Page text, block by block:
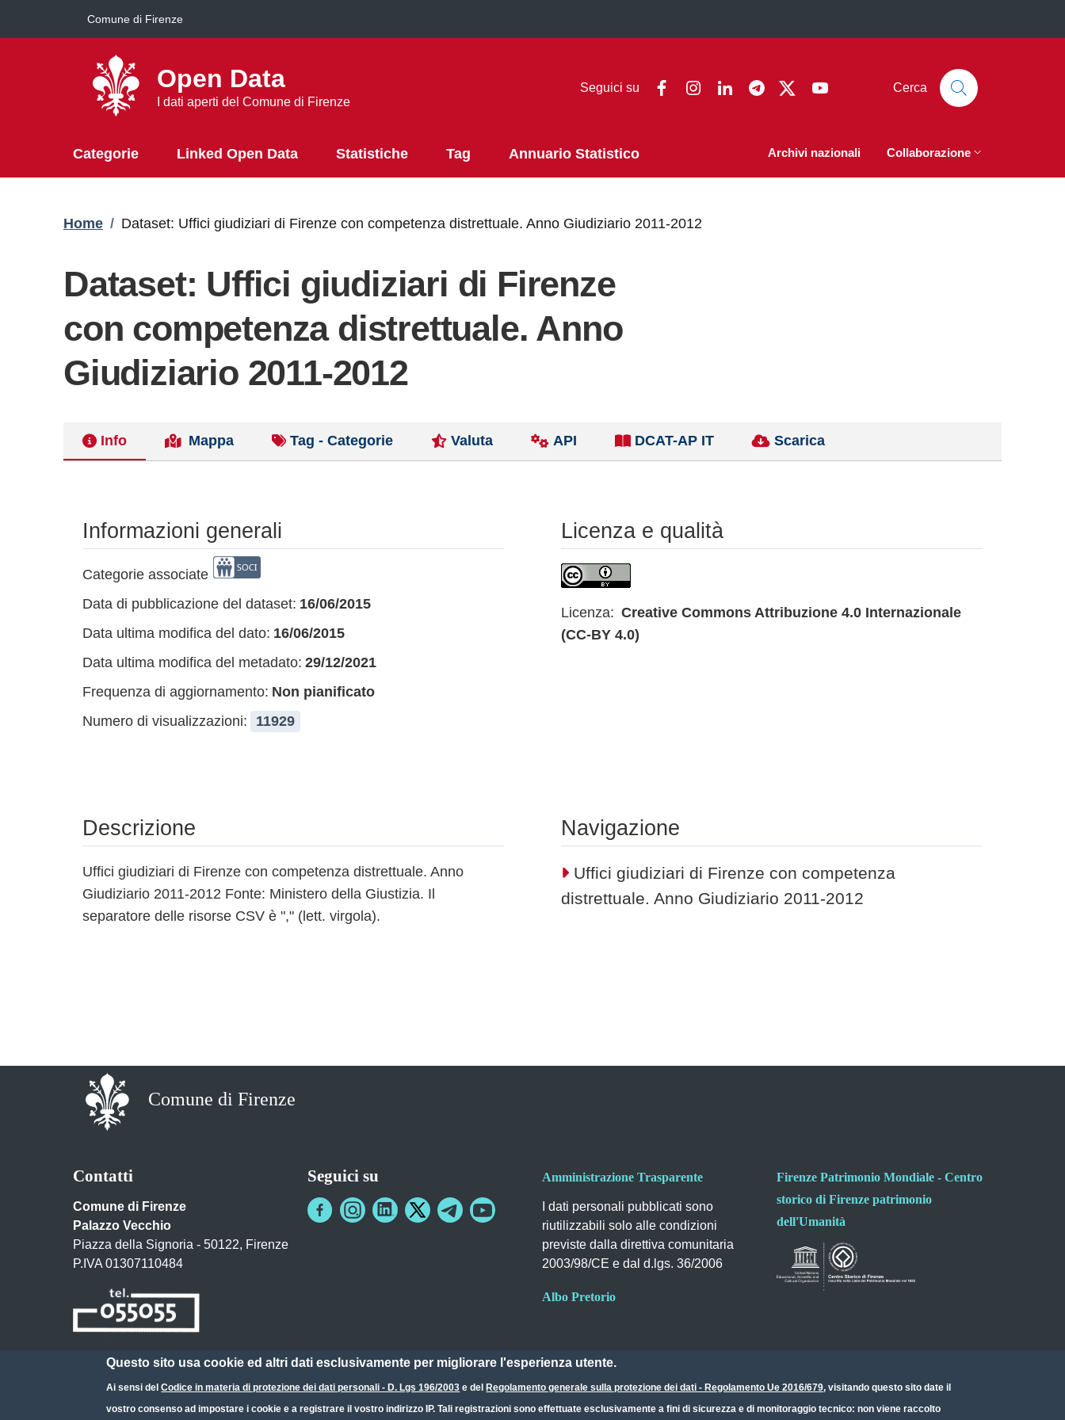
Comune di Firenze
Open Data
I dati aperti del Comune di Firenze
Seguici su FacebookInstagramLinkedinTelegram
Twitter Cerca
Categorie Linked Open Data Statistiche Tag Annuario Statistico Archivi nazionali Collaborazione
Briciole di pane
Home / Dataset: Uffici giudiziari di Firenze con competenza distrettuale. Anno Giudiziario 2011-2012
Dataset: Uffici giudiziari di Firenze
con competenza distrettuale. Anno
Giudiziario 2011-2012
Info Mappa Tag - Categorie Valuta API DCAT-AP IT Scarica
Informazioni generali
Categorie associate
Data di pubblicazione del dataset: 16/06/2015
Data ultima modifica del dato: 16/06/2015
Data ultima modifica del metadato: 29/12/2021
Frequenza di aggiornamento: Non pianificato
Numero di visualizzazioni:
11929
Licenza e qualità
Licenza: Creative Commons Attribuzione 4.0 Internazionale
(CC-BY 4.0)
Descrizione
Uffici giudiziari di Firenze con competenza distrettuale. Anno
Giudiziario 2011-2012 Fonte: Ministero della Giustizia. Il
separatore delle risorse CSV è "," (lett. virgola).
Navigazione
Uffici giudiziari di Firenze con competenza
distrettuale. Anno Giudiziario 2011-2012
Comune di Firenze
Contatti
Comune di Firenze
Palazzo Vecchio
Piazza della Signoria - 50122, Firenze
P.IVA 01307110484
Posta Elettronica Certificata
Seguici su Amministrazione Trasparente
I dati personali pubblicati sono
riutilizzabili solo alle condizioni
previste dalla direttiva comunitaria
2003/98/CE e dal d.lgs. 36/2006
Albo Pretorio
Firenze Patrimonio Mondiale - Centro
storico di Firenze patrimonio
dell'Umanità
Questo sito usa cookie ed altri dati esclusivamente per migliorare l'esperienza utente.
Ai sensi delCodice in materia di protezione dei dati personali - D. Lgs 196/2003 e del Regolamento generale sulla protezione dei dati - Regolamento Ue 2016/679, visitando questo sito date il
vostro consenso ad impostare i cookie e a registrare il vostro indirizzo IP. Tali registrazioni sono effettuate esclusivamente a fini di sicurezza e di monitoraggio tecnico: non viene raccolto